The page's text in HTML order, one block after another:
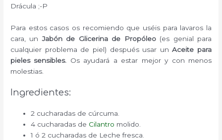
Drácula ;-P
Para estos casos os recomiendo que uséis para lavaros la
cara, unJabón de Glicerina de Propóleo(es genial para
cualquier problema de piel) después usar unAceite para
pieles sensibles. Os ayudará a estar mejor y con menos
molestias.
Ingredientes:
2 cucharadas de cúrcuma.
4 cucharadas de Cilantro molido.
1 ó 2 cucharadas de Leche fresca.